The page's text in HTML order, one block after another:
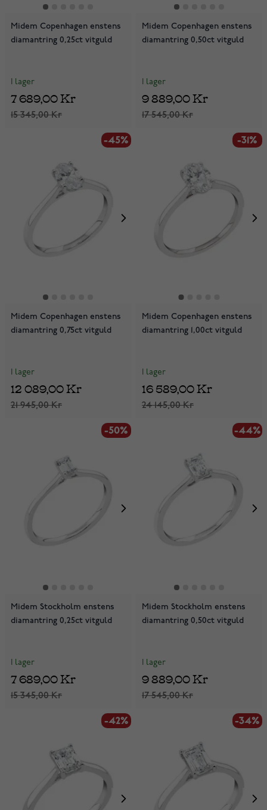
Midem Copenhagen enstens
diamantring 0,25ct vitguld
I lager
15 345,00 Kr
7 689,00 Kr
Midem Copenhagen enstens
diamantring 0,50ct vitguld
I lager
17 545,00 Kr
9 889,00 Kr
-45%
Midem Copenhagen enstens
diamantring 0,75ct vitguld
I lager
21 945,00 Kr
12 089,00 Kr
-31%
Midem Copenhagen enstens
diamantring 1,00ct vitguld
I lager
24 145,00 Kr
16 589,00 Kr
-50%
Midem Stockholm enstens
diamantring 0,25ct vitguld
I lager
15 345,00 Kr
7 689,00 Kr
-44%
Midem Stockholm enstens
diamantring 0,50ct vitguld
I lager
17 545,00 Kr
9 889,00 Kr
-42% -34%